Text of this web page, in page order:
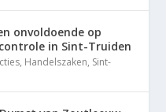
onvoldoende op
in Sint-Truiden
, Handelszaken, Sint-